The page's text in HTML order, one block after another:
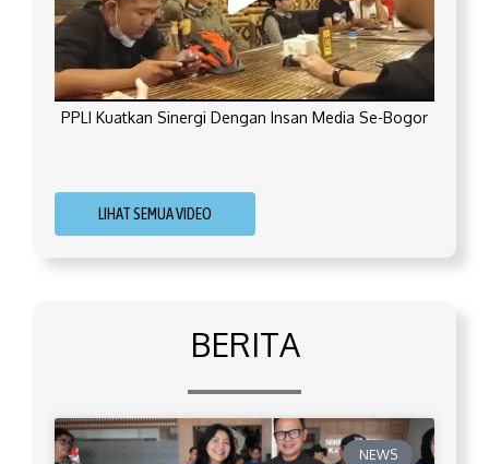
PPLI Kuatkan Sinergi Dengan Insan Media Se-Bogor
LIHAT SEMUA VIDEO
BERITA
NEWS